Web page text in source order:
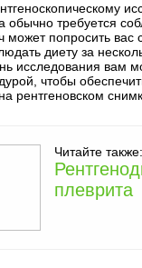
обычно требуется
попросить вас
диету за
исследования вам
чтобы
рентгеновском
Читайте также:
плеврита